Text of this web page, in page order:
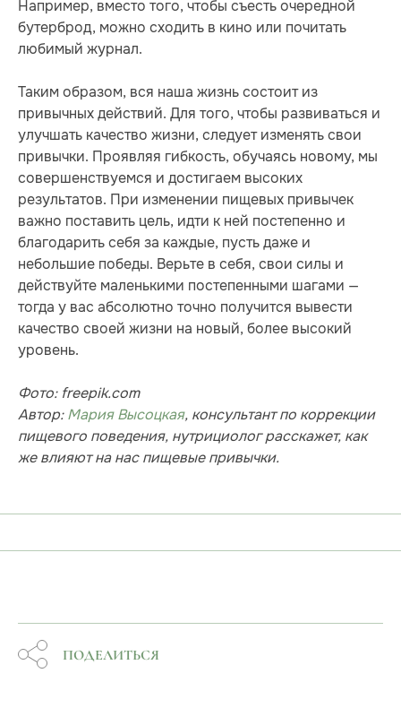
Например, вместо того, чтобы съесть очередной
бутерброд, можно сходить в кино или почитать
любимый журнал.
Таким образом, вся наша жизнь состоит из
привычных действий. Для того, чтобы развиваться и
улучшать качество жизни, следует изменять свои
привычки. Проявляя гибкость, обучаясь новому, мы
совершенствуемся и достигаем высоких
результатов. При изменении пищевых привычек
важно поставить цель, идти к ней постепенно и
благодарить себя за каждые, пусть даже и
небольшие победы. Верьте в себя, свои силы и
действуйте маленькими постепенными шагами —
тогда у вас абсолютно точно получится вывести
качество своей жизни на новый, более высокий
уровень.
Фото: freepik.com
Автор:Мария Высоцкая, консультант по коррекции
пищевого поведения, нутрициолог расскажет, как
же влияют на нас пищевые привычки.
ПОДЕЛИТЬСЯ